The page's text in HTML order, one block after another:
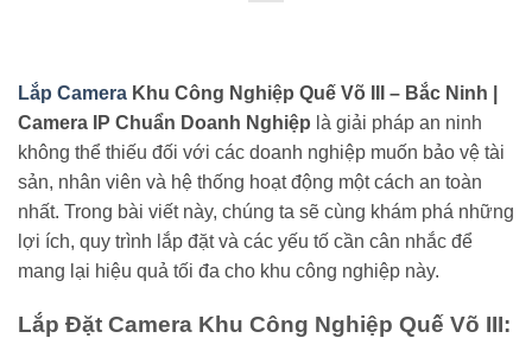
Lắp Camera Khu Công Nghiệp Quế Võ III – Bắc Ninh |
Camera IP Chuẩn Doanh Nghiệp là giải pháp an ninh
không thể thiếu đối với các doanh nghiệp muốn bảo vệ tài
sản, nhân viên và hệ thống hoạt động một cách an toàn
nhất. Trong bài viết này, chúng ta sẽ cùng khám phá những
lợi ích, quy trình lắp đặt và các yếu tố cần cân nhắc để
mang lại hiệu quả tối đa cho khu công nghiệp này.
Lắp Đặt Camera Khu Công Nghiệp Quế Võ III: